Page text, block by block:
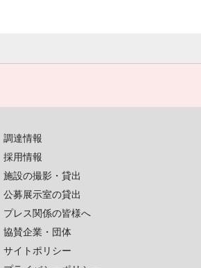
調達情報
採用情報
施設の撮影・貸出
公募展示室の貸出
プレス関係の皆様へ
協賛企業・団体
サイトポリシー